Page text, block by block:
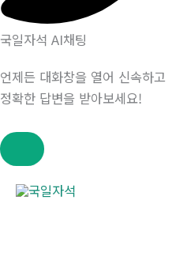
국일자석 AI채팅
언제든 대화창을 열어 신속하고
정확한 답변을 받아보세요!